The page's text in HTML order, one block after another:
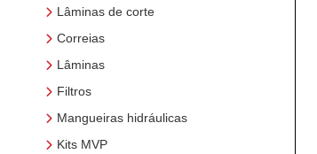
Lâminas de corte
Correias
Lâminas
Filtros
Mangueiras hidráulicas
Kits MVP